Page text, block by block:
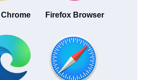
Firefox Browser